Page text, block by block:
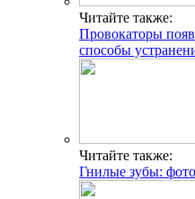
Читайте также:
Провокаторы
способы
Читайте также:
Гнилые зубы: